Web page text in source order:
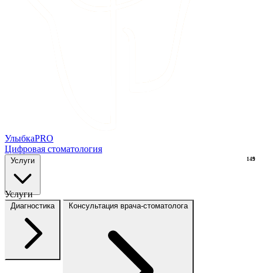
УлыбкаPRO
Цифровая стоматология
Услуги
Услуги
Диагностика Консультация врача-стоматолога
9
149